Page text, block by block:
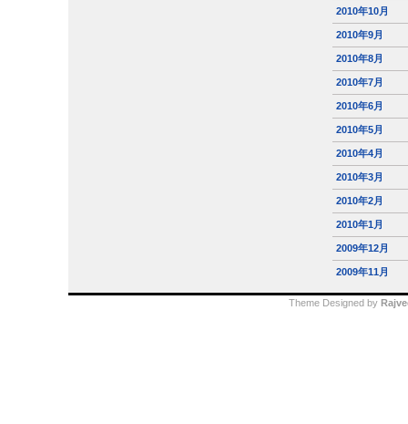
2010年10月
2010年9月
2010年8月
2010年7月
2010年6月
2010年5月
2010年4月
2010年3月
2010年2月
2010年1月
2009年12月
2009年11月
Theme Designed by